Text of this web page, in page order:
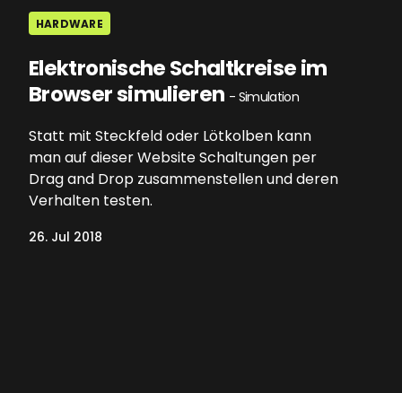
HARDWARE
Elektronische Schaltkreise im
Browser simulieren - Simulation
Statt mit Steckfeld oder Lötkolben kann
man auf dieser Website Schaltungen per
Drag and Drop zusammenstellen und deren
Verhalten testen.
26. Jul 2018